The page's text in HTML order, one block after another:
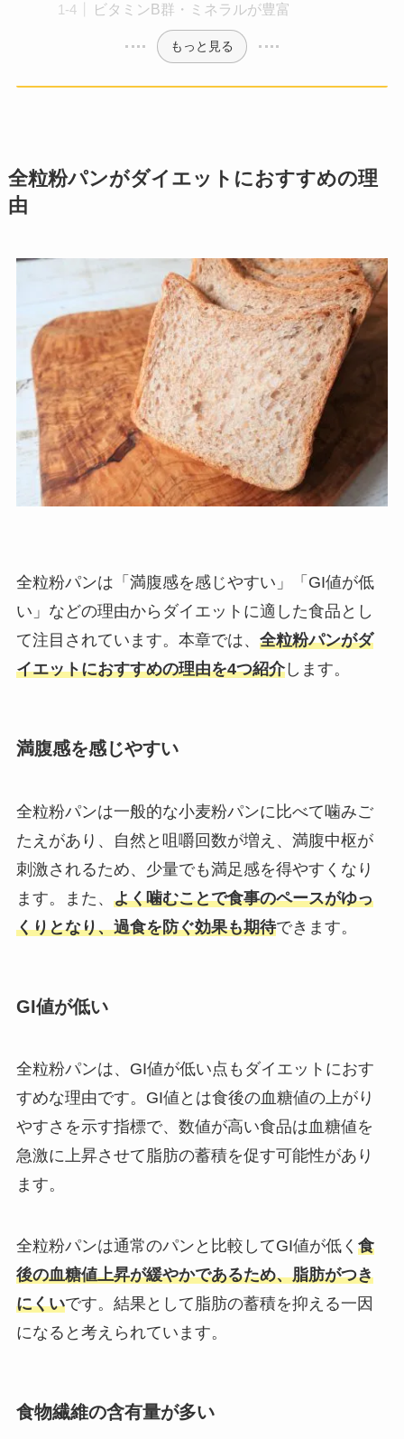
ビタミンB群・ミネラルが豊富
もっと見る
全粒粉パンがダイエットにおすすめの理
由
全粒粉パンは「満腹感を感じやすい」「GI値が低
い」などの理由からダイエットに適した食品とし
て注目されています。本章では、 全粒粉パンがダ
イエットにおすすめの理由を4つ紹介します。
満腹感を感じやすい
全粒粉パンは一般的な小麦粉パンに比べて噛みご
たえがあり、自然と咀嚼回数が増え、満腹中枢が
刺激されるため、少量でも満足感を得やすくなり
ます。​また、 よく噛むことで食事のペースがゆっ
くりとなり、過食を防ぐ効果も期待できます。​
GI値が低い
全粒粉パンは、GI値が低い点もダイエットにおす
すめな理由です。​GI値とは食後の血糖値の上がり
やすさを示す指標で、数値が高い食品は血糖値を
急激に上昇させて脂肪の蓄積を促す可能性があり
ます。​
全粒粉パンは通常のパンと比較してGI値が低く 食
後の血糖値上昇が緩やかであるため、脂肪がつき
にくいです。​結果として脂肪の蓄積を抑える一因
になると考えられています。
食物繊維の含有量が多い